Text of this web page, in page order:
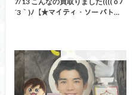
´3｀)ﾉ【★マイティ・ソー バト…